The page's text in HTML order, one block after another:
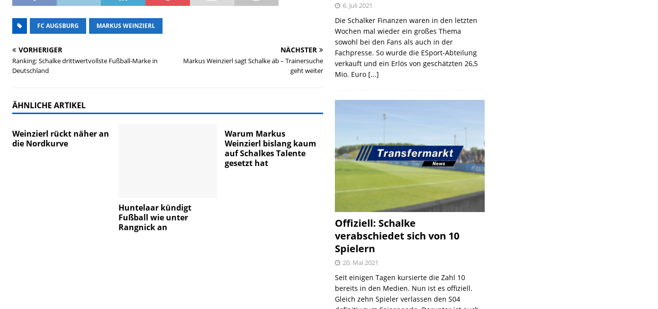
FC AUGSBURG MARKUS WEINZIERL
VORHERIGER
Ranking: Schalke drittwertvollste Fußball-Marke in
Deutschland
NÄCHSTER
Markus Weinzierl sagt Schalke ab – Trainersuche
geht weiter
ÄHNLICHE ARTIKEL
Weinzierl rückt näher an
die Nordkurve
Huntelaar kündigt
Fußball wie unter
Rangnick an
Warum Markus
Weinzierl bislang kaum
auf Schalkes Talente
gesetzt hat
6. Juli 2021
Die Schalker Finanzen waren in den letzten
Wochen mal wieder ein großes Thema
sowohl bei den Fans als auch in der
Fachpresse. So wurde die ESport-Abteilung
verkauft und ein Erlös von geschätzten 26,5
Mio. Euro [...]
Offiziell: Schalke
verabschiedet sich von 10
Spielern
20. Mai 2021
Seit einigen Tagen kursierte die Zahl 10
bereits in den Medien. Nun ist es offiziell.
Gleich zehn Spieler verlassen den S04